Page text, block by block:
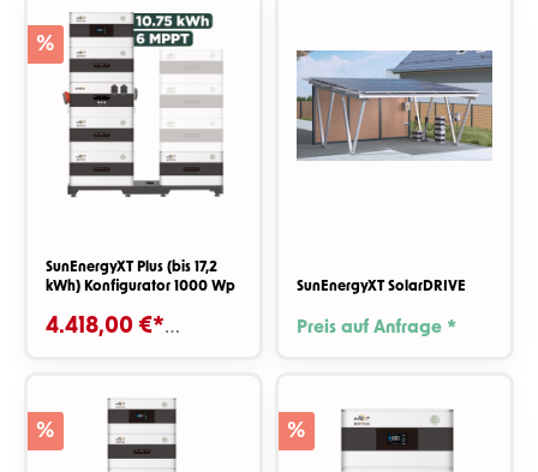
%
SunEnergyXT Plus (bis 17,2
kWh) Konfigurator 1000 Wp
4.418,00 €*
SunEnergyXT SolarDRIVE
Preis auf Anfrage *
% %